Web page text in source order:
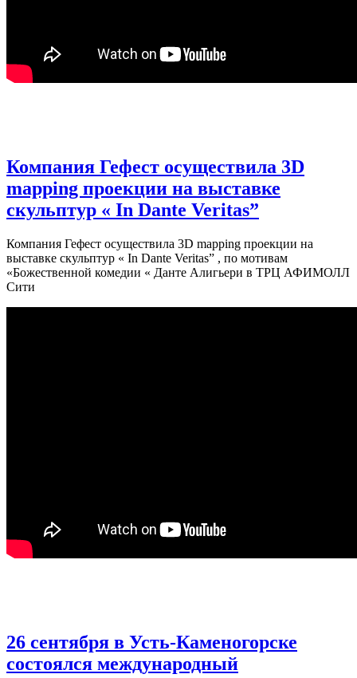
Компания Гефест осуществила 3D
mapping проекции на выставке
скульптур « In Dante Veritas”
Компания Гефест осуществила 3D mapping проекции на
выставке скульптур « In Dante Veritas” , по мотивам
«Божественной комедии « Данте Алигьери в ТРЦ АФИМОЛЛ
Сити
26 сентября в Усть-Каменогорске
состоялся международный